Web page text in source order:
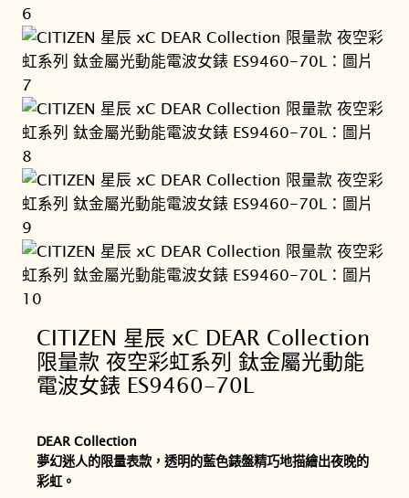
CITIZEN 星辰 xC DEAR Collection
限量款 夜空彩虹系列 鈦金屬光動能
電波女錶 ES9460-70L
DEAR Collection
夢幻迷人的限量表款，透明的藍色錶盤精巧地描繪出夜晚的
彩虹。